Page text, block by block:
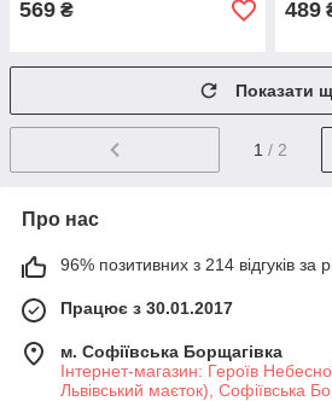
569 ₴ 489
Показати
1 / 2
Про нас
96% позитивних з 214 відгуків за
Працює з 30.01.2017
м. Софіївська Борщагівка
Інтернет-магазин: Героїв
Львівський маєток), Софіївська